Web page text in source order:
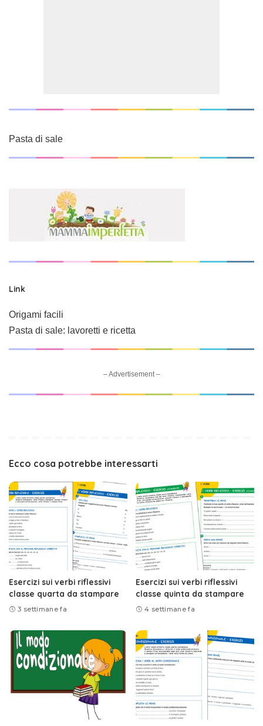
Pasta di sale
Link
Origami facili
Pasta di sale: lavoretti e ricetta
– Advertisement –
Ecco cosa potrebbe interessarti
Esercizi sui verbi riflessivi
classe quarta da stampare
3 settimane fa
Esercizi sui verbi riflessivi
classe quinta da stampare
4 settimane fa